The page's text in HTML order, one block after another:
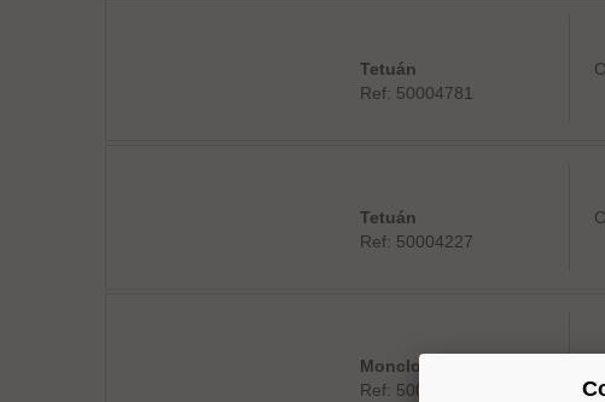
Tetuán
Ref: 50004781
Tetuán
Ref: 50004227
Moncloa
Ref: 50004351